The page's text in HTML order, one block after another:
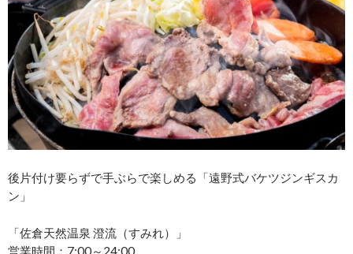
後片付け要らずで手ぶらで楽しめる「遠野式バケツジンギスカ
ン」
「佐倉天然温泉 澄流（すみれ）」
営業時間：7:00～24:00